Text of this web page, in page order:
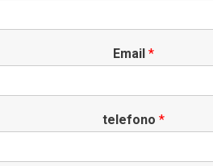
Email *
telefono *